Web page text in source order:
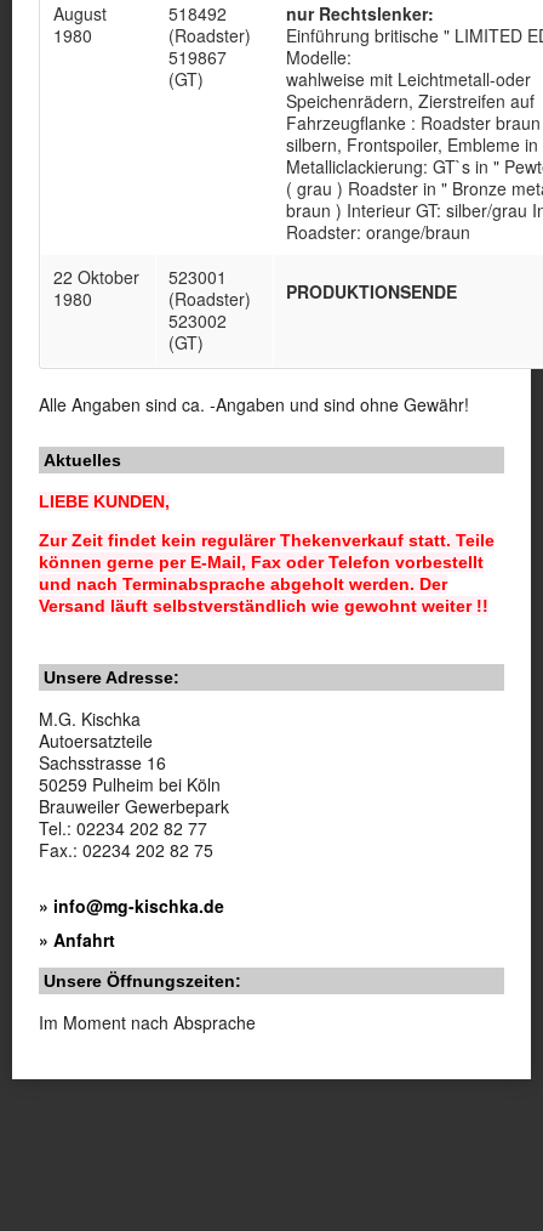
August
1980
518492
(Roadster)
519867
(GT)
nur Rechtslenker:
Einführung britische " LIMITED
Modelle:
wahlweise mit Leichtmetall-oder
Speichenrädern, Zierstreifen auf
Fahrzeugflanke : Roadster
silbern, Frontspoiler, Embleme
Metalliclackierung: GT`s in "
( grau ) Roadster in " Bronze
braun ) Interieur GT: silber/grau
Roadster: orange/braun
22 Oktober
1980
523001
(Roadster)
523002
(GT)
PRODUKTIONSENDE
Alle Angaben sind ca. -Angaben und sind ohne Gewähr!
Aktuelles
LIEBE KUNDEN,
Zur Zeit findet kein regulärer Thekenverkauf statt. Teile
können gerne per E-Mail, Fax oder Telefon vorbestellt
und nach Terminabsprache abgeholt werden. Der
Versand läuft selbstverständlich wie gewohnt weiter !!
Unsere Adresse:
M.G. Kischka
Autoersatzteile
Sachsstrasse 16
50259 Pulheim bei Köln
Brauweiler Gewerbepark
Tel.: 02234 202 82 77
Fax.: 02234 202 82 75
» info@mg-kischka.de
» Anfahrt
Unsere Öffnungszeiten:
Im Moment nach Absprache